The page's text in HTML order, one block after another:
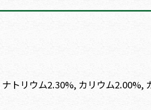
トリウム2.30%, カリウム2.00%,